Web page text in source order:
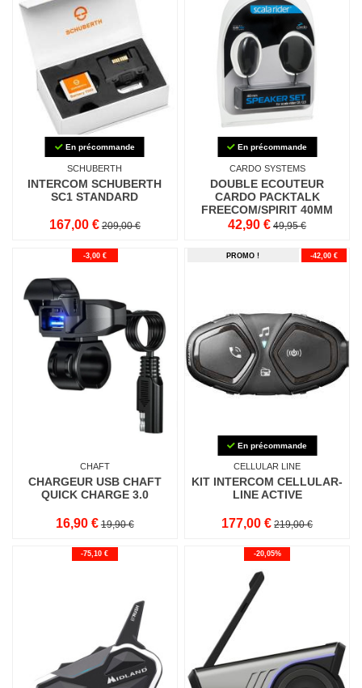
En précommande
SCHUBERTH
INTERCOM SCHUBERTH
SC1 STANDARD
167,00 € 209,00 €
En précommande
CARDO SYSTEMS
DOUBLE ECOUTEUR
CARDO PACKTALK
FREECOM/SPIRIT 40MM
42,90 € 49,95 €
-3,00 €
CHAFT
CHARGEUR USB CHAFT
QUICK CHARGE 3.0
16,90 € 19,90 €
PROMO ! -42,00 €
En précommande
CELLULAR LINE
KIT INTERCOM CELLULAR-
LINE ACTIVE
177,00 € 219,00 €
-75,10 € -20,05%